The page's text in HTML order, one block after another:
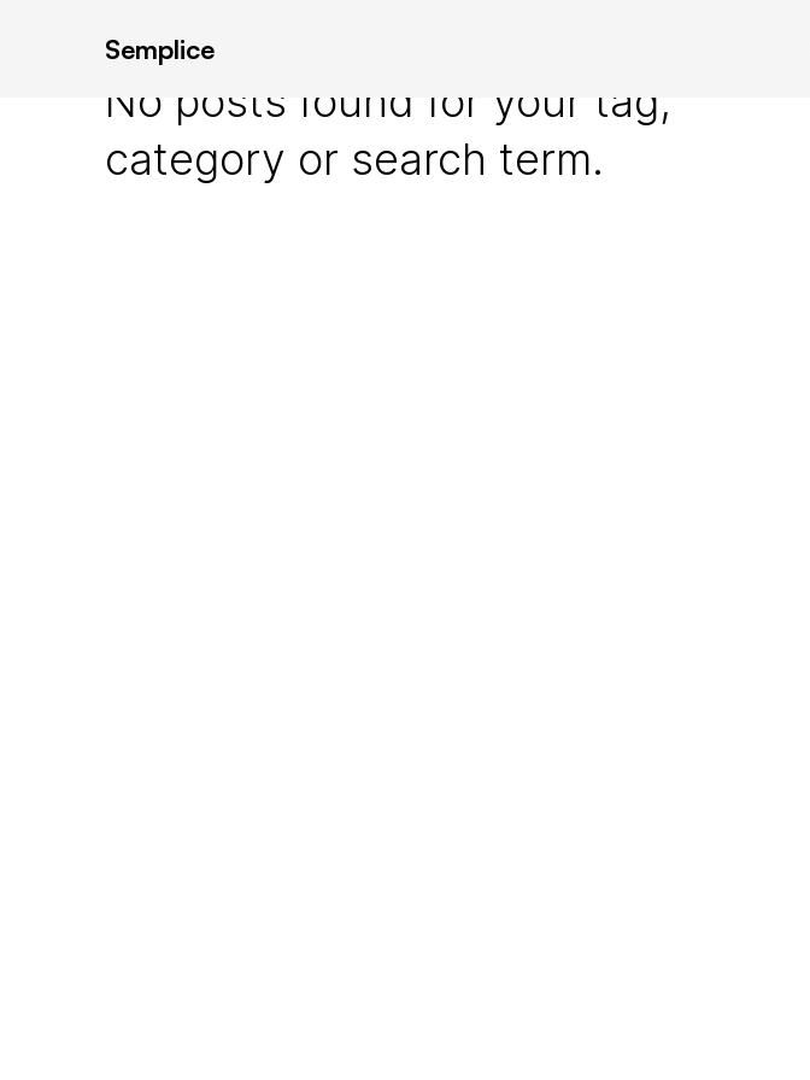
Semplice
No posts found for your tag,
category or search term.